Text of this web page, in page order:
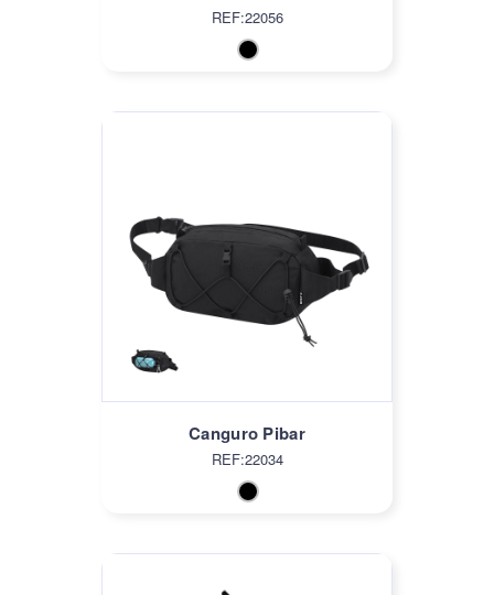
REF:22056
Canguro Pibar
REF:22034